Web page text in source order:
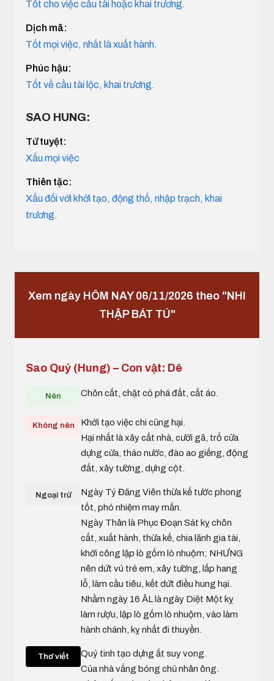
Tốt cho việc cầu tài hoặc khai trương.
Dịch mã:
Tốt mọi việc, nhất là xuất hành.
Phúc hậu:
Tốt về cầu tài lộc, khai trương.
SAO HUNG:
Tứ tuyệt:
Xấu mọi việc
Thiên tặc:
Xấu đối với khởi tạo, động thổ, nhập trạch, khai
trương.
Xem ngày HÔM NAY 06/11/2026 theo "NHI
THẬP BÁT TÚ"
Sao Quỷ (Hung) – Con vật: Dê
Nên Chôn cất, chặt cỏ phá đất, cắt áo.
Không nên
Khởi tạo việc chi cũng hại.
Hại nhất là xây cất nhà, cưới gã, trổ cửa
dựng cửa, tháo nước, đào ao giếng, động
đất, xây tường, dựng cột.
Ngoại trừ
Ngày Tý Đăng Viên thừa kế tước phong
tốt, phó nhiệm may mắn.
Ngày Thân là Phục Đoạn Sát kỵ chôn
cất, xuất hành, thừa kế, chia lãnh gia tài,
khởi công lập lò gốm lò nhuộm; NHƯNG
nên dứt vú trẻ em, xây tường, lấp hang
lỗ, làm cầu tiêu, kết dứt điều hung hại.
Nhằm ngày 16 ÂL là ngày Diệt Một kỵ
làm rượu, lập lò gốm lò nhuộm, vào làm
hành chánh, kỵ nhất đi thuyền.
Thơ viết
Quỷ tinh tạo dựng ắt suy vong.
Của nhà vắng bóng chủ nhân ông.